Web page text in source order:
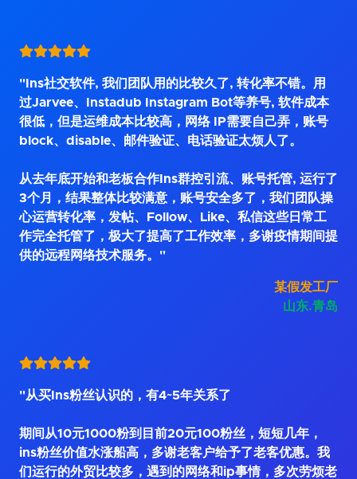
"Ins社交软件, 我们团队用的比较久了, 转化率不错。用
过Jarvee、Instadub Instagram Bot等养号, 软件成本
很低，但是运维成本比较高，网络 IP需要自己弄，账号
block、disable、邮件验证、电话验证太烦人了。
从去年底开始和老板合作Ins群控引流、账号托管, 运行了
3个月，结果整体比较满意，账号安全多了，我们团队操
心运营转化率，发帖、Follow、Like、私信这些日常工
作完全托管了，极大了提高了工作效率，多谢疫情期间提
供的远程网络技术服务。"
某假发工厂
山东.青岛
"从买Ins粉丝认识的，有4~5年关系了
期间从10元1000粉到目前20元100粉丝，短短几年，
ins粉丝价值水涨船高，多谢老客户给予了老客优惠。我
们运行的外贸比较多，遇到的网络和ip事情，多次劳烦老